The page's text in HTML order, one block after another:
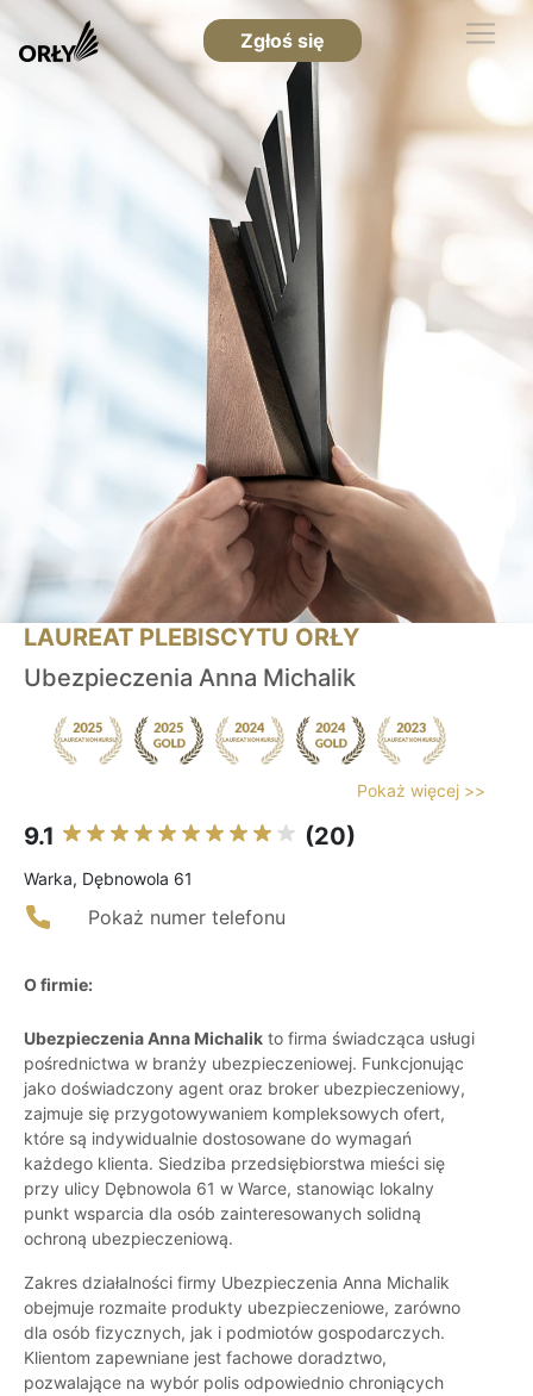
Zgłoś się
LAUREAT PLEBISCYTU ORŁY
Ubezpieczenia Anna Michalik
Pokaż więcej >>
9.1 (20)
Warka, Dębnowola 61
Pokaż numer telefonu
O firmie:
Ubezpieczenia Anna Michalik to firma świadcząca usługi
pośrednictwa w branży ubezpieczeniowej. Funkcjonując
jako doświadczony agent oraz broker ubezpieczeniowy,
zajmuje się przygotowywaniem kompleksowych ofert,
które są indywidualnie dostosowane do wymagań
każdego klienta. Siedziba przedsiębiorstwa mieści się
przy ulicy Dębnowola 61 w Warce, stanowiąc lokalny
punkt wsparcia dla osób zainteresowanych solidną
ochroną ubezpieczeniową.
Zakres działalności firmy Ubezpieczenia Anna Michalik
obejmuje rozmaite produkty ubezpieczeniowe, zarówno
dla osób fizycznych, jak i podmiotów gospodarczych.
Klientom zapewniane jest fachowe doradztwo,
pozwalające na wybór polis odpowiednio chroniących